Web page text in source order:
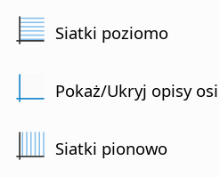
Siatki poziomo
Pokaż/Ukryj opisy osi
Siatki pionowo